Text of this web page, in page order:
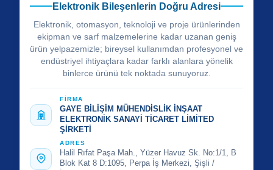
Elektronik Bileşenlerin Doğru Adresi
Elektronik, otomasyon, teknoloji ve proje ürünlerinden
ekipman ve sarf malzemelerine kadar uzanan geniş
ürün yelpazemizle; bireysel kullanımdan profesyonel ve
endüstriyel ihtiyaçlara kadar farklı alanlara yönelik
binlerce ürünü tek noktada sunuyoruz.
FİRMA
GAYE BİLİŞİM MÜHENDİSLİK İNŞAAT
ELEKTRONİK SANAYİ TİCARET LİMİTED
ŞİRKETİ
ADRES
Halil Rıfat Paşa Mah., Yüzer Havuz Sk. No:1/1, B
Blok Kat 8 D:1095, Perpa İş Merkezi, Şişli /